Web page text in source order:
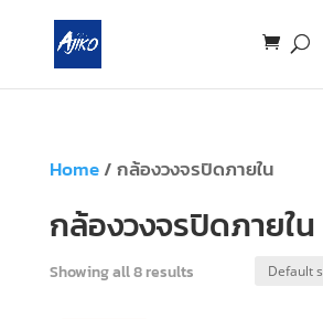
Home/ กล้องวงจรปิดภายใน
กล้องวงจรปิดภายใน
Showing all 8 results